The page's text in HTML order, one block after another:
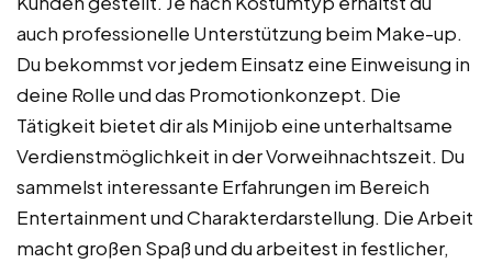
auch professionelle Unterstützung beim Make-up.
Du bekommst vor jedem Einsatz eine Einweisung in
deine Rolle und das Promotionkonzept. Die
Tätigkeit bietet dir als Minijob eine unterhaltsame
Verdienstmöglichkeit in der Vorweihnachtszeit. Du
sammelst interessante Erfahrungen im Bereich
Entertainment und Charakterdarstellung. Die Arbeit
macht großen Spaß und du arbeitest in festlicher,